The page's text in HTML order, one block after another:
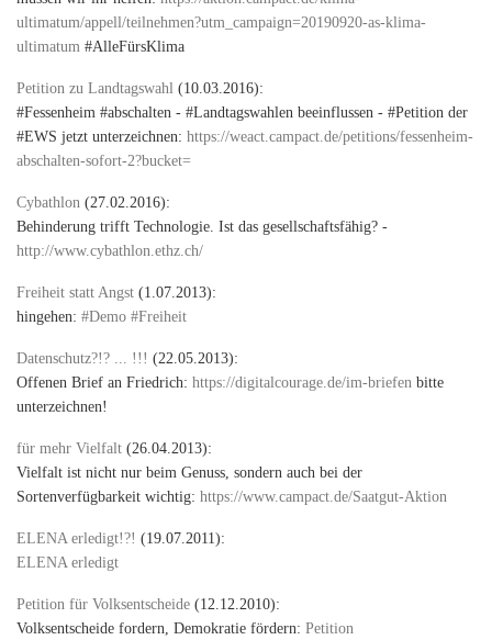
ultimatum/appell/teilnehmen?utm_campaign=20190920-as-klima-
ultimatum #AlleFürsKlima
Petition zu Landtagswahl (10.03.2016):
#Fessenheim #abschalten - #Landtagswahlen beeinflussen - #Petition der
#EWS jetzt unterzeichnen: https://weact.campact.de/petitions/fessenheim-
abschalten-sofort-2?bucket=
Cybathlon (27.02.2016):
Behinderung trifft Technologie. Ist das gesellschaftsfähig? -
http://www.cybathlon.ethz.ch/
Freiheit statt Angst (1.07.2013):
hingehen: #Demo #Freiheit
Datenschutz?!? ... !!! (22.05.2013):
Offenen Brief an Friedrich: https://digitalcourage.de/im-briefen bitte
unterzeichnen!
für mehr Vielfalt (26.04.2013):
Vielfalt ist nicht nur beim Genuss, sondern auch bei der
Sortenverfügbarkeit wichtig: https://www.campact.de/Saatgut-Aktion
ELENA erledigt!?! (19.07.2011):
ELENA erledigt
Petition für Volksentscheide (12.12.2010):
Volksentscheide fordern, Demokratie fördern: Petition